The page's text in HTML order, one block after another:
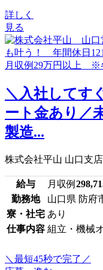
詳しく
見る
＼入社してす
ート金あり／
製造...
株式会社平山 山口支店
給与 月収例
勤務地
山口県 防府
寮・社宅 あり
仕事内容 組立・機械
＼最短45秒で完了／